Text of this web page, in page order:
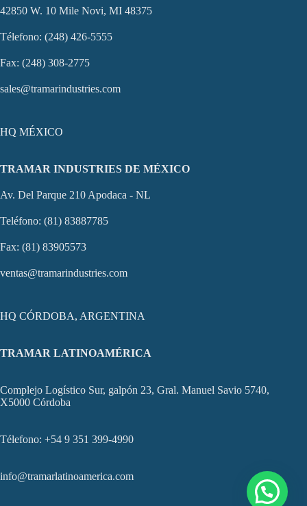
42850 W. 10 Mile Novi, MI 48375
Télefono: (248) 426-5555
Fax: (248) 308-2775
sales@tramarindustries.com
HQ MÉXICO
TRAMAR INDUSTRIES DE MÉXICO
Av. Del Parque 210 Apodaca - NL
Teléfono: (81) 83887785
Fax: (81) 83905573
ventas@tramarindustries.com
HQ CÓRDOBA, ARGENTINA
TRAMAR LATINOAMÉRICA
Complejo Logístico Sur, galpón 23, Gral. Manuel Savio 5740,
X5000 Córdoba
Télefono: +54 9 351 399-4990
info@tramarlatinoamerica.com